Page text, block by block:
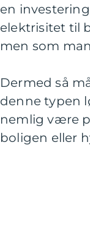
en
elektrisitet til
men som
Dermed så
denne typen
nemlig være
boligen eller